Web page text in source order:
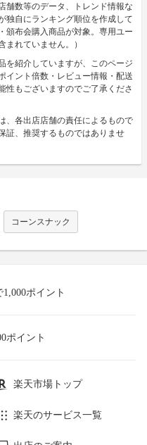
舗数等のデータ、トレンド情報な
独自にランキング順位を作成して
頒布会購入商品が対象。専用ユー
れていません。）
を紹介していますが、このページ
イント倍数・レビュー情報・配送
性もございますのでご了承くださ
、各出店店舗の責任によるもので
証、推奨するものではありませ
コーンスナック
ポイント
ポイント
楽天市場トップ
楽天のサービス一覧